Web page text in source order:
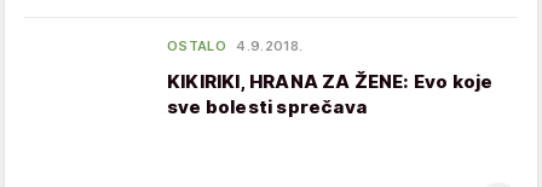
OSTALO 4.9.2018.
KIKIRIKI, HRANA ZA ŽENE: Evo koje
sve bolesti sprečava